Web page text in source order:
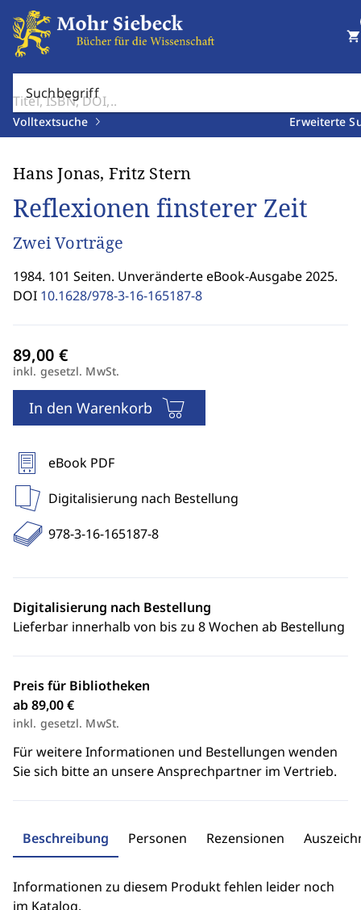
Suchbegriff
Volltextsuche Erweiterte
shopping_cart
Hans Jonas, Fritz Stern
Reflexionen finsterer Zeit
Zwei Vorträge
1984. 101 Seiten. Unveränderte eBook-Ausgabe 2025.
DOI 10.1628/978-3-16-165187-8
inkl. gesetzl. MwSt.
In den Warenkorb
eBook PDF
Digitalisierung nach Bestellung
978-3-16-165187-8
Digitalisierung nach Bestellung
Lieferbar innerhalb von bis zu 8 Wochen ab Bestellung
Preis für Bibliotheken
ab 89,00 €
inkl. gesetzl. MwSt.
Für weitere Informationen und Bestellungen wenden
Sie sich bitte an unsere Ansprechpartner im Vertrieb.
Beschreibung Personen Rezensionen
Informationen zu diesem Produkt fehlen leider noch
im Katalog.